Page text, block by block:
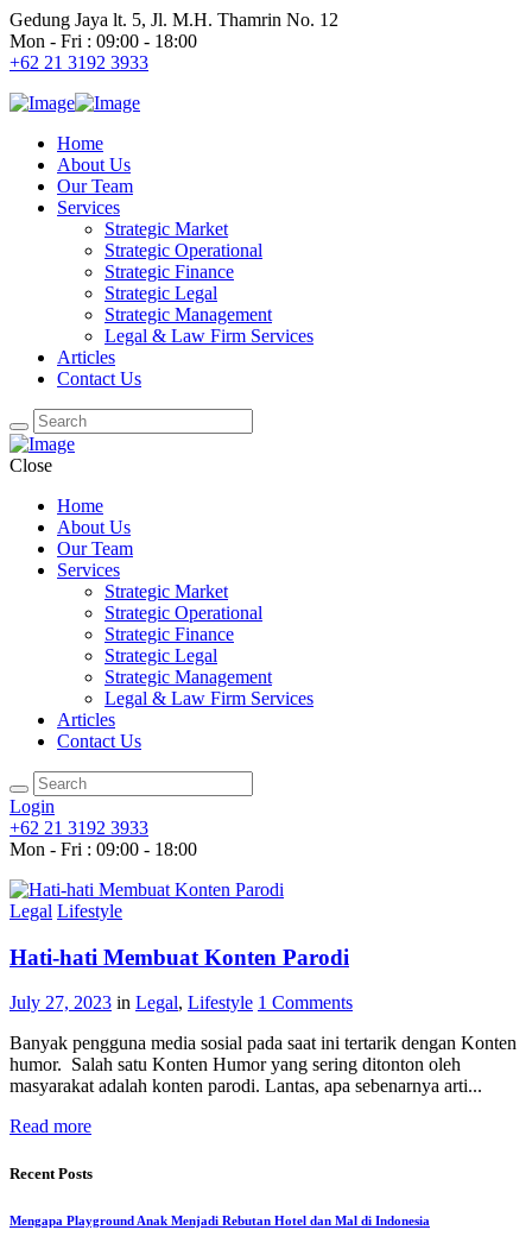
Gedung Jaya lt. 5, Jl. M.H. Thamrin No. 12
Mon - Fri : 09:00 - 18:00
+62 21 3192 3933
Home
About Us
Our Team
Services
Strategic Market
Strategic Operational
Strategic Finance
Strategic Legal
Strategic Management
Legal & Law Firm Services
Articles
Contact Us
Close
Home
About Us
Our Team
Services
Strategic Market
Strategic Operational
Strategic Finance
Strategic Legal
Strategic Management
Legal & Law Firm Services
Articles
Contact Us
Login
+62 21 3192 3933
Mon - Fri : 09:00 - 18:00
Legal Lifestyle
Hati-hati Membuat Konten Parodi
July 27, 2023 in Legal, Lifestyle 1 Comments
Banyak pengguna media sosial pada saat ini tertarik dengan Konten
humor. Salah satu Konten Humor yang sering ditonton oleh
masyarakat adalah konten parodi. Lantas, apa sebenarnya arti...
Read more
Recent Posts
Mengapa Playground Anak Menjadi Rebutan Hotel dan Mal di Indonesia